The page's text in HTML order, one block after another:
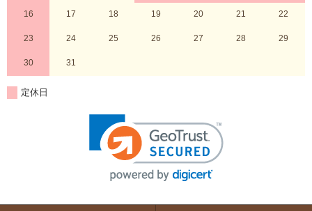
16 17 18 19 20 21 22
23 24 25 26 27 28 29
30 31
定休日